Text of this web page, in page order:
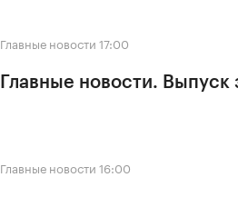
Главные новости 17:00
Главные новости.
Главные новости 16:00